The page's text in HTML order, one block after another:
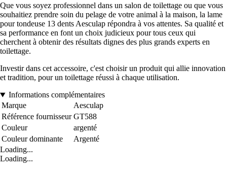
Que vous soyez professionnel dans un salon de toilettage ou que vous
souhaitiez prendre soin du pelage de votre animal à la maison, la lame
pour tondeuse 13 dents Aesculap répondra à vos attentes. Sa qualité et
sa performance en font un choix judicieux pour tous ceux qui
cherchent à obtenir des résultats dignes des plus grands experts en
toilettage.
Investir dans cet accessoire, c'est choisir un produit qui allie innovation
et tradition, pour un toilettage réussi à chaque utilisation.
Informations complémentaires
Marque
Aesculap
Référence fournisseur GT588
Couleur
argenté
Couleur dominante
Argenté
Loading...
Loading...